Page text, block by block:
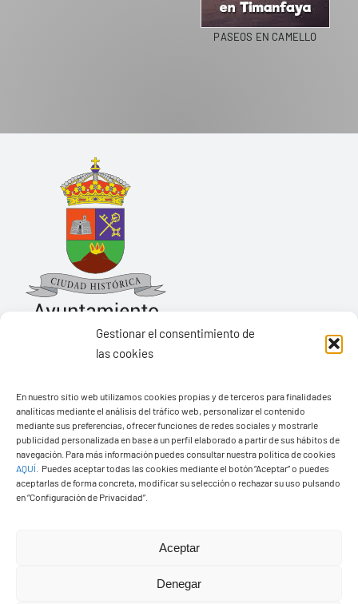
Gestionar el consentimiento de
las cookies
En nuestro sitio web utilizamos cookies propias y de terceros para finalidades
analíticas mediante el análisis del tráfico web, personalizar el contenido
mediante sus preferencias, ofrecer funciones de redes sociales y mostrarle
publicidad personalizada en base a un perfil elaborado a partir de sus hábitos de
navegación. Para más información puedes consultar nuestra política de cookies
AQUÍ
Puedes aceptar todas las cookies mediante el botón “Aceptar” o puedes
aceptarlas de forma concreta, modificar su selección o rechazar su uso pulsando
en “Configuración de Privacidad”.
Aceptar
Denegar
PASEOS EN CAMELLO
Pza. de Los Remedios, 1
35570 – Yaiza
Tel:928 83 62 20
© Copyright2026 Ayuntamiento de Yaiza - Todos los